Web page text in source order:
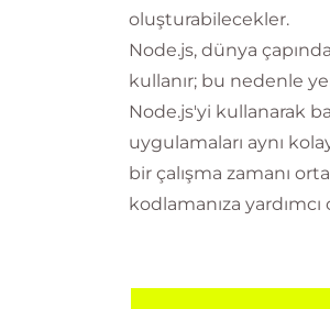
oluşturabilecekler.
Node.js, dünya
kullanır; bu nedenle
Node.js'yi kullanarak
uygulamaları aynı
bir çalışma zamanı
kodlamanıza yardımcı